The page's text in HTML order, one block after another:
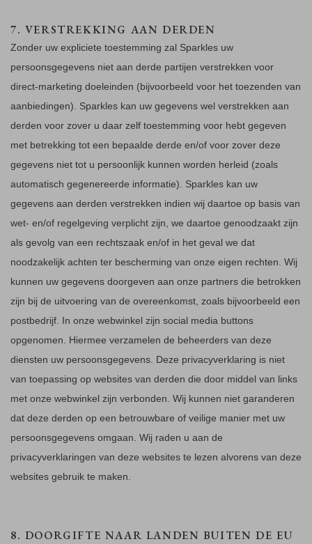
7. VERSTREKKING AAN DERDEN
Zonder uw expliciete toestemming zal Sparkles uw
persoonsgegevens niet aan derde partijen verstrekken voor
direct-marketing doeleinden (bijvoorbeeld voor het toezenden van
aanbiedingen). Sparkles kan uw gegevens wel verstrekken aan
derden voor zover u daar zelf toestemming voor hebt gegeven
met betrekking tot een bepaalde derde en/of voor zover deze
gegevens niet tot u persoonlijk kunnen worden herleid (zoals
automatisch gegenereerde informatie). Sparkles kan uw
gegevens aan derden verstrekken indien wij daartoe op basis van
wet- en/of regelgeving verplicht zijn, we daartoe genoodzaakt zijn
als gevolg van een rechtszaak en/of in het geval we dat
noodzakelijk achten ter bescherming van onze eigen rechten. Wij
kunnen uw gegevens doorgeven aan onze partners die betrokken
zijn bij de uitvoering van de overeenkomst, zoals bijvoorbeeld een
postbedrijf. In onze webwinkel zijn social media buttons
opgenomen. Hiermee verzamelen de beheerders van deze
diensten uw persoonsgegevens. Deze privacyverklaring is niet
van toepassing op websites van derden die door middel van links
met onze webwinkel zijn verbonden. Wij kunnen niet garanderen
dat deze derden op een betrouwbare of veilige manier met uw
persoonsgegevens omgaan. Wij raden u aan de
privacyverklaringen van deze websites te lezen alvorens van deze
websites gebruik te maken.
8. DOORGIFTE NAAR LANDEN BUITEN DE EU